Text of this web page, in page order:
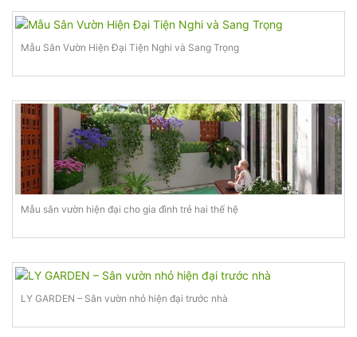
Mẫu Sân Vườn Hiện Đại Tiện Nghi và Sang Trọng
Mẫu sân vườn hiện đại cho gia đình trẻ hai thế hệ
LY GARDEN – Sân vườn nhỏ hiện đại trước nhà